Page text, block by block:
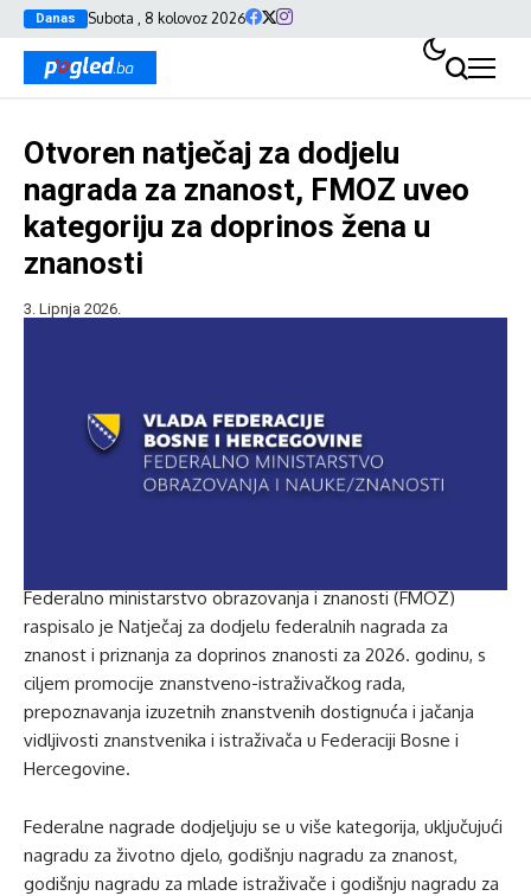
Danas Subota , 8 kolovoz 2026
Otvoren natječaj za dodjelu
nagrada za znanost, FMOZ uveo
kategoriju za doprinos žena u
znanosti
3. Lipnja 2026.
Federalno ministarstvo obrazovanja i znanosti (FMOZ)
raspisalo je Natječaj za dodjelu federalnih nagrada za
znanost i priznanja za doprinos znanosti za 2026. godinu, s
ciljem promocije znanstveno-istraživačkog rada,
prepoznavanja izuzetnih znanstvenih dostignuća i jačanja
vidljivosti znanstvenika i istraživača u Federaciji Bosne i
Hercegovine.
Federalne nagrade dodjeljuju se u više kategorija, uključujući
nagradu za životno djelo, godišnju nagradu za znanost,
godišnju nagradu za mlade istraživače i godišnju nagradu za